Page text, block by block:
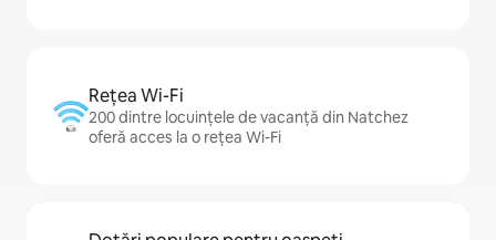
Rețea Wi-Fi
200 dintre locuințele de vacanță din Natchez
oferă acces la o rețea Wi-Fi